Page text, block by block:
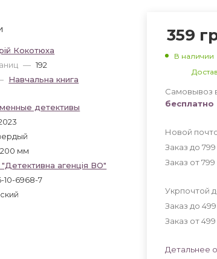
Кокотюха
— 192
Навчальна книга
детективы
мм
"Детективна агенція ВО"
10-6968-7
359
В наличии
Самовывоз
бесплатно
Новой
Заказ до 799
Заказ от 799
Укрпочтой
Заказ до
Заказ от 499
Детальнее